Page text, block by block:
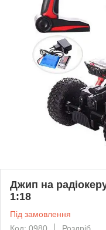
Джип на
1:18
Під замовлення
Код: 0980
Роздріб